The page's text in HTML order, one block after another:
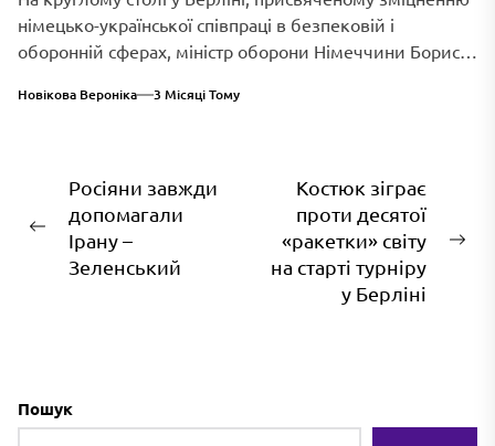
німецько-української співпраці в безпековій і
оборонній сферах, міністр оборони Німеччини Борис
Новікова Вероніка 3 Місяці Тому
Навігація
записів
Попередній
запис:
Росіяни завжди
допомагали
Ірану –
Зеленський
Костюк зіграє
проти десятої
«ракетки» світу
на старті турніру
у Берліні
Пошук